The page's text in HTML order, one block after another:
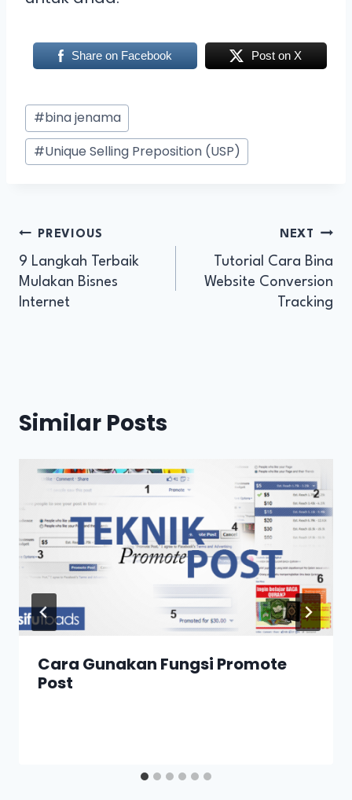
Share on Facebook Post on X
#bina jenama
#Unique Selling Preposition (USP)
PREVIOUS
9 Langkah Terbaik
Mulakan Bisnes
Internet
NEXT
Tutorial Cara Bina
Website Conversion
Tracking
Similar Posts
Cara Gunakan Fungsi Promote
Post